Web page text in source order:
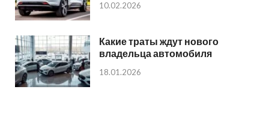
10.02.2026
Какие траты ждут нового
владельца автомобиля
18.01.2026